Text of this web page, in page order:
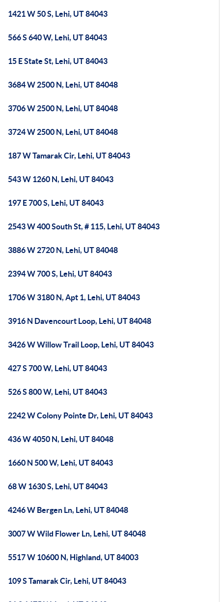
1421 W 50 S, Lehi, UT 84043
566 S 640 W, Lehi, UT 84043
15 E State St, Lehi, UT 84043
3684 W 2500 N, Lehi, UT 84048
3706 W 2500 N, Lehi, UT 84048
3724 W 2500 N, Lehi, UT 84048
187 W Tamarak Cir, Lehi, UT 84043
543 W 1260 N, Lehi, UT 84043
197 E 700 S, Lehi, UT 84043
2543 W 400 South St, # 115, Lehi, UT 84043
3886 W 2720 N, Lehi, UT 84048
2394 W 700 S, Lehi, UT 84043
1706 W 3180 N, Apt 1, Lehi, UT 84043
3916 N Davencourt Loop, Lehi, UT 84048
3426 W Willow Trail Loop, Lehi, UT 84043
427 S 700 W, Lehi, UT 84043
526 S 800 W, Lehi, UT 84043
2242 W Colony Pointe Dr, Lehi, UT 84043
436 W 4050 N, Lehi, UT 84048
1660 N 500 W, Lehi, UT 84043
68 W 1630 S, Lehi, UT 84043
4246 W Bergen Ln, Lehi, UT 84048
3007 W Wild Flower Ln, Lehi, UT 84048
5517 W 10600 N, Highland, UT 84003
109 S Tamarak Cir, Lehi, UT 84043